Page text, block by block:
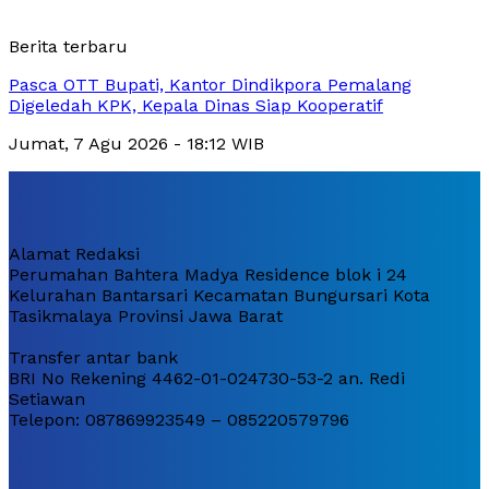
Berita terbaru
Pasca OTT Bupati, Kantor Dindikpora Pemalang
Digeledah KPK, Kepala Dinas Siap Kooperatif
Jumat, 7 Agu 2026 - 18:12 WIB
Alamat Redaksi
Perumahan Bahtera Madya Residence blok i 24
Kelurahan Bantarsari Kecamatan Bungursari Kota
Tasikmalaya Provinsi Jawa Barat
Transfer antar bank
BRI No Rekening 4462-01-024730-53-2 an. Redi
Setiawan
Telepon: 087869923549 – 085220579796